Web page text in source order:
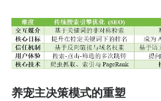
养宠主决策模式的重塑